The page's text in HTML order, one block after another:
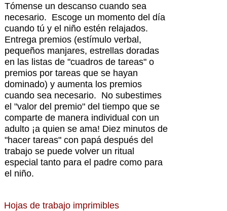
Tómense un descanso cuando sea
necesario. Escoge un momento del día
cuando tú y el niño estén relajados.
Entrega premios (estímulo verbal,
pequeños manjares, estrellas doradas
en las listas de "cuadros de tareas" o
premios por tareas que se hayan
dominado) y aumenta los premios
cuando sea necesario. No subestimes
el "valor del premio" del tiempo que se
comparte de manera individual con un
adulto ¡a quien se ama! Diez minutos de
"hacer tareas" con papá después del
trabajo se puede volver un ritual
especial tanto para el padre como para
el niño.
Hojas de trabajo imprimibles